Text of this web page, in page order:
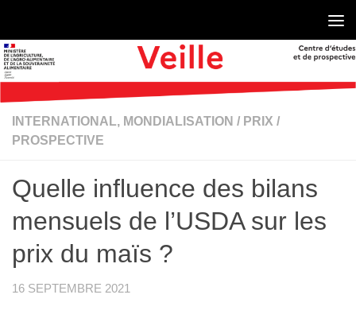
INTERNATIONAL, MONDIALISATION / PRIX /
PROSPECTIVE
Quelle influence des bilans
mensuels de l’USDA sur les
prix du maïs ?
16 SEPTEMBRE 2021